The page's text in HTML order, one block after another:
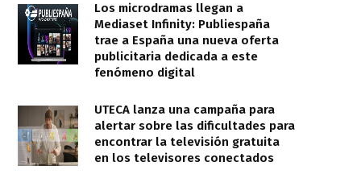
Los microdramas llegan a
Mediaset Infinity: Publiespaña
trae a España una nueva oferta
publicitaria dedicada a este
fenómeno digital
UTECA lanza una campaña para
alertar sobre las dificultades para
encontrar la televisión gratuita
en los televisores conectados